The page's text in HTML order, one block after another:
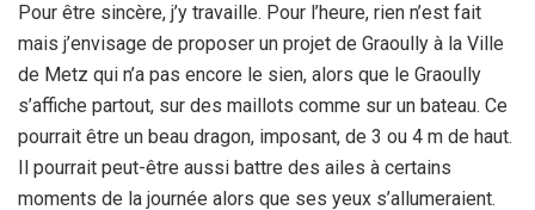
Pour être sincère, j’y travaille. Pour l’heure, rien n’est fait
mais j’envisage de proposer un projet de Graoully à la Ville
de Metz qui n’a pas encore le sien, alors que le Graoully
s’affiche partout, sur des maillots comme sur un bateau. Ce
pourrait être un beau dragon, imposant, de 3 ou 4 m de haut.
Il pourrait peut-être aussi battre des ailes à certains
moments de la journée alors que ses yeux s’allumeraient.